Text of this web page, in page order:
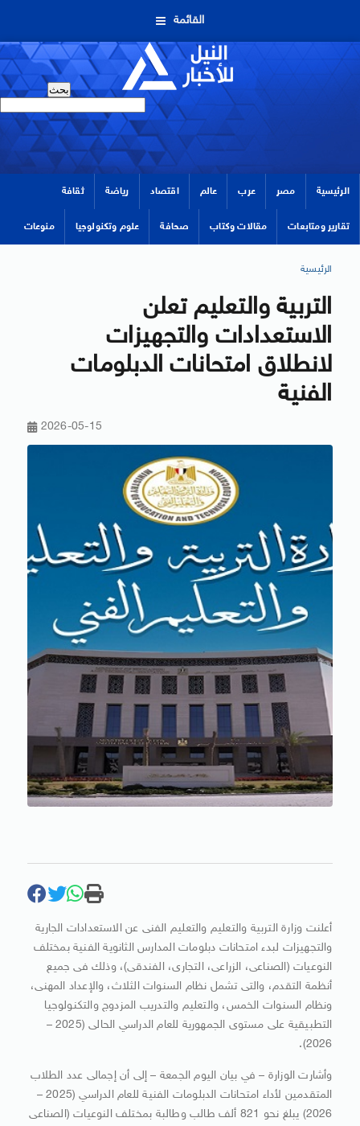
القائمة
الرئيسية مصر عرب عالم اقتصاد رياضة ثقافة
تقارير ومتابعات مقالات وكتاب صحافة علوم وتكنولوجيا منوعات
الرئيسية
التربية والتعليم تعلن
الاستعدادات والتجهيزات
لانطلاق امتحانات الدبلومات
الفنية
2026-05-15
أعلنت وزارة التربية والتعليم والتعليم الفنى عن الاستعدادات الجارية
والتجهيزات لبدء امتحانات دبلومات المدارس الثانوية الفنية بمختلف
النوعيات (الصناعى، الزراعى، التجارى، الفندقى)، وذلك فى جميع
أنظمة التقدم، والتى تشمل نظام السنوات الثلاث، والإعداد المهنى،
ونظام السنوات الخمس، والتعليم والتدريب المزدوج والتكنولوجيا
التطبيقية على مستوى الجمهورية للعام الدراسي الحالى (2025 –
2026).
وأشارت الوزارة – في بيان اليوم الجمعة – إلى أن إجمالى عدد الطلاب
المتقدمين لأداء امتحانات الدبلومات الفنية للعام الدراسي (2025 –
2026) يبلغ نحو 821 ألف طالب وطالبة بمختلف النوعيات (الصناعى